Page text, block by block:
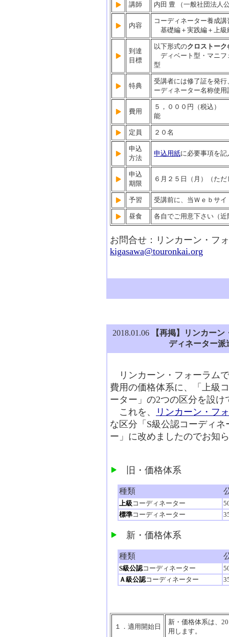
講師 内田 豊 （一般社団法人
内容
コーディネーター養成
基礎編＋実践編＋上
到達
目標
以下形式のクロストー
ディベート型・マニフ
型
特典
受講者には修了証を発
ーディネーター名称使用
費用
５，０００円（税込）
能
定員 ２０名
申込
方法
申込用紙に必要事項を
申込
期限
６月２５日（月）（た
予習 受講前に、当Ｗｅｂサイ
昼食 各自でご用意下さい（
お問合せ：リンカーン・
kigasawa@touronkai.org
2018.01.06
【再掲】リンカー
ディネーター派
リンカーン・フォーラム
費用の価格体系に、「上級
ーター」の2つの区分を設け
これを、
リンカーン・フ
な区分「S級公認コーディ
ー」に改めましたのでお知
旧・価格体系
種類
上級 コーディネーター
標準コーディネーター
新・価格体系
種類
S級公認コーディネーター
Ａ級公認コーディネーター
１．適用開始日
新・価格体系は、
用します。